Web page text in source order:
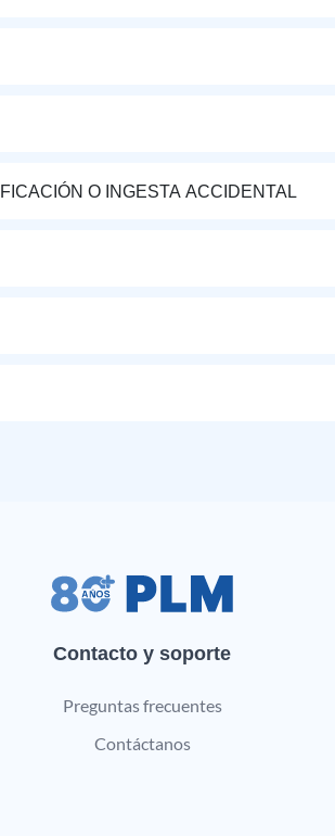
O INGESTA ACCIDENTAL
Contacto y soporte
Preguntas frecuentes
Contáctanos